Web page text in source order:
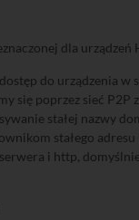
dla
do urządzenia
się poprzez sieć
stałej nazwy
stałego
i http,